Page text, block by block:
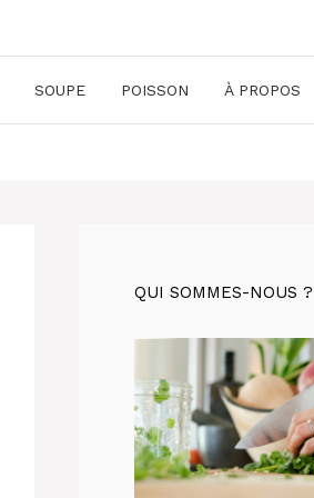
SOUPE POISSON À PROPOS
QUI SOMMES-NOUS ?